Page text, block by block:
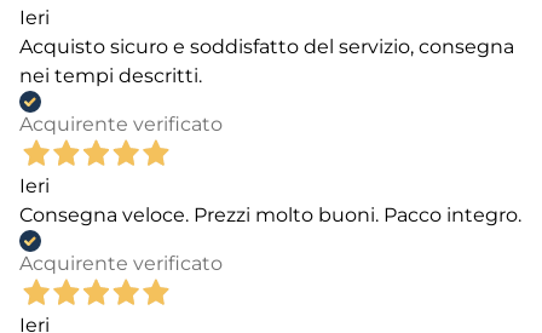
Ieri
Acquisto sicuro e soddisfatto del servizio, consegna
nei tempi descritti.
Acquirente verificato
Ieri
Consegna veloce. Prezzi molto buoni. Pacco integro.
Acquirente verificato
Ieri